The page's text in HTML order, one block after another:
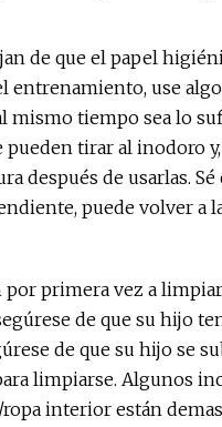
de que el papel
entrenamiento, use
mismo tiempo sea lo
tirar al inodoro
después de usarlas.
puede volver a
primera vez a
de que su hijo
de que su hijo se
limpiarse. Algunos
interior están